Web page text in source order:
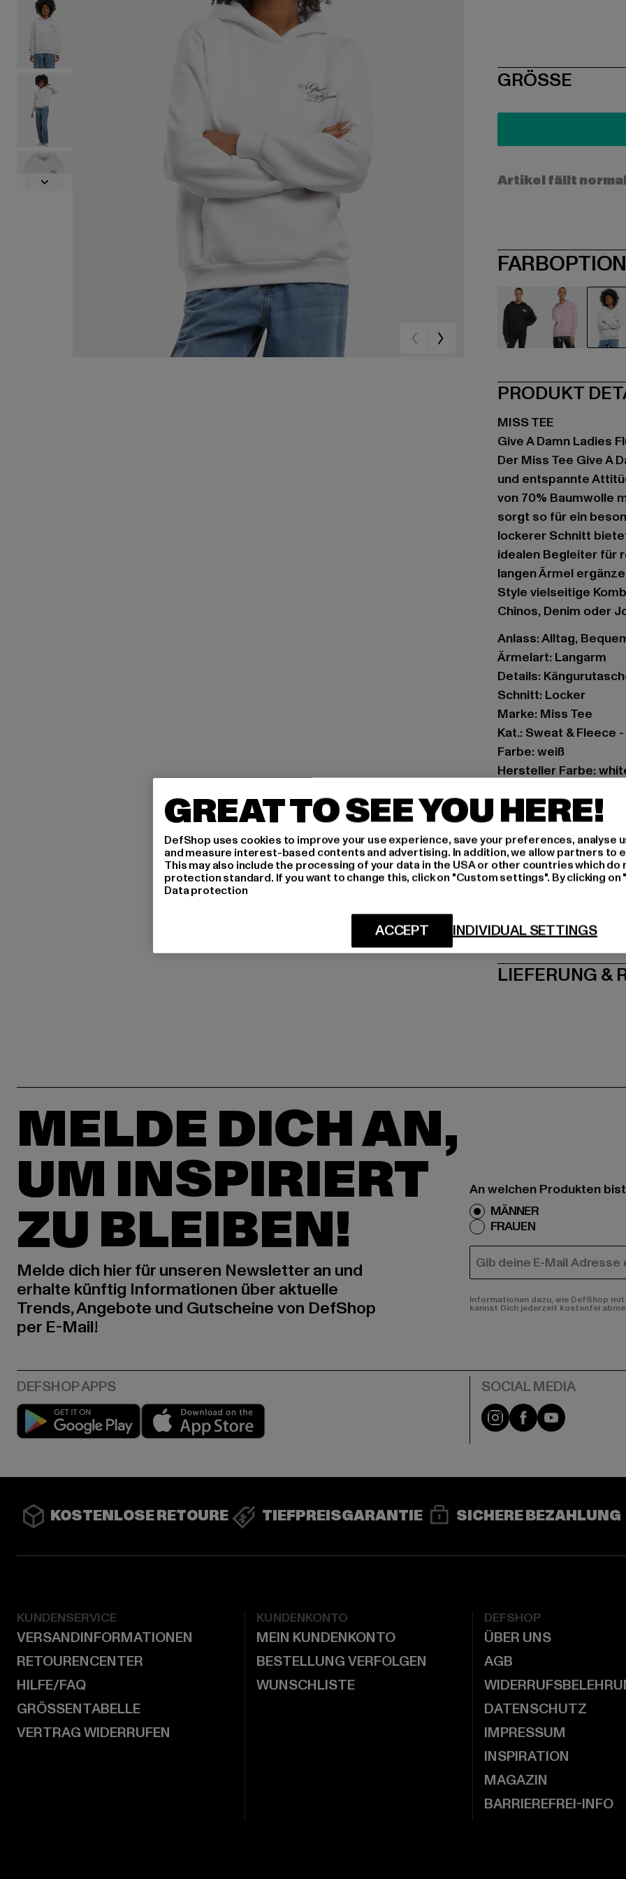
SIZE
GRÖSSE
Artikel fällt
PRODUKT
MISS TEE
Give A Damn Ladies
Der Miss Tee Give A
und entspannte
von 70% Baumwolle
sorgt so für ein
lockerer Schnitt
idealen Begleiter für
langen Ärmel
Style vielseitige
Chinos, Denim oder
Anlass: Alltag,
Ärmelart: Langarm
Details:
Schnitt: Locker
Marke: Miss Tee
Kat.: Sweat & Fleece
Farbe: weiß
Hersteller Farbe:
Art.Nr: MST209-00220
Hersteller: TB
Dr.-Robert-Murjahn-
LIEFERUNG &
MELDE DICH AN,
UM INSPIRIERT
ZU BLEIBEN!
Melde dich hier für unseren Newsletter an und
erhalte künftig Informationen über aktuelle
Trends, Angebote und Gutscheine von DefShop
per E-Mail!
An welchen Produkten
MÄNNER
FRAUEN
E-MAIL
Informationen dazu, wie DefShop
kannst Dich jederzeit kostenfei
Play market Instagram
FacebookYouTube
KOSTENLOSE RETOURE TIEFPREISGARANTIE SICHERE BEZAHLUNG
KUNDENSERVICE
VERSANDINFORMATIONEN
RETOURENCENTER
HILFE/FAQ
GRÖSSENTABELLE
VERTRAG WIDERRUFEN
KUNDENKONTO
MEIN KUNDENKONTO
BESTELLUNG VERFOLGEN
WUNSCHLISTE
DEFSHOP
ÜBER UNS
AGB
DATENSCHUTZ
IMPRESSUM
INSPIRATION
MAGAZIN
BARRIEREFREI-INFO
GREAT TO SEE YOU HERE!
DefShop uses cookies to improve your use experience, save your preferences, analyse
and measure interest-based contents and advertising. In addition, we allow partners to
This may also include the processing of your data in the USA or other countries which do
protection standard. If you want to change this, click on "Custom settings". By clicking
Data protection
INDIVIDUAL SETTINGS
ACCEPT